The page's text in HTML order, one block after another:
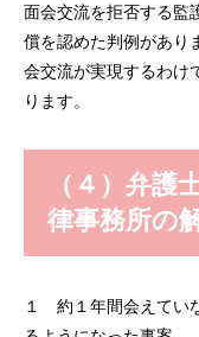
面会交流を拒否する監
償を認めた判例があり
会交流が実現するわけ
ります。
（４）弁護
律事務所の
１ 約１年間会えてい